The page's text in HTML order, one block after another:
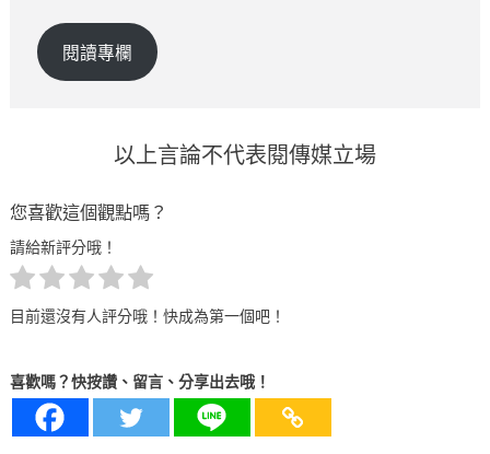
閱讀專欄
以上言論不代表閱傳媒立場
您喜歡這個觀點嗎？
請給新評分哦！
目前還沒有人評分哦！快成為第一個吧！
喜歡嗎？快按讚、留言、分享出去哦！